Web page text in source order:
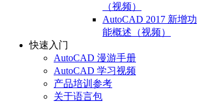
（视频）
AutoCAD 2017 新增功
能概述（视频）
快速入门
AutoCAD 漫游手册
AutoCAD 学习视频
产品培训参考
关于语言包